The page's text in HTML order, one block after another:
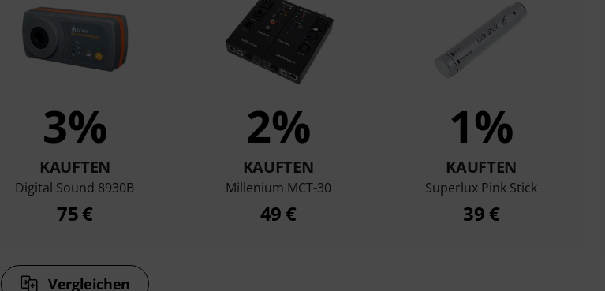
3%
KAUFTEN
Digital Sound 8930B
75 €
2%
KAUFTEN
Millenium MCT-30
49 €
1%
KAUFTEN
Superlux Pink Stick
39 €
Vergleichen